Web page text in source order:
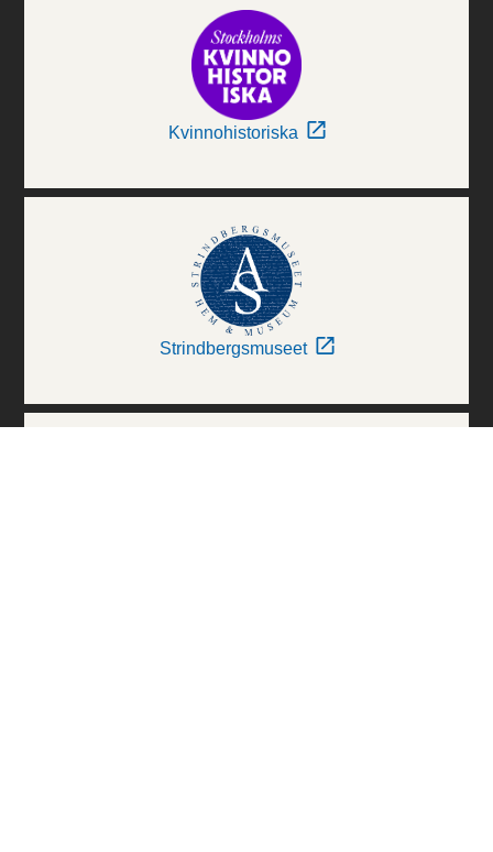
Kvinnohistoriska
Strindbergsmuseet